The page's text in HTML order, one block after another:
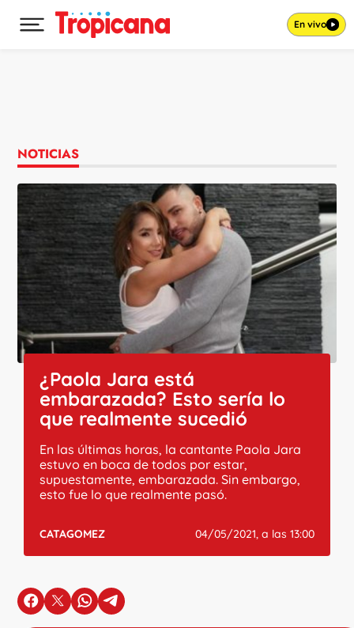
Desplegar menú principal En vivo
NOTICIAS
¿Paola Jara está
embarazada? Esto sería lo
que realmente sucedió
En las últimas horas, la cantante Paola Jara
estuvo en boca de todos por estar,
supuestamente, embarazada. Sin embargo,
esto fue lo que realmente pasó.
CATAGOMEZ 04/05/2021, a las 13:00
en Facebook
en Xen Whatsapp
en Telegram